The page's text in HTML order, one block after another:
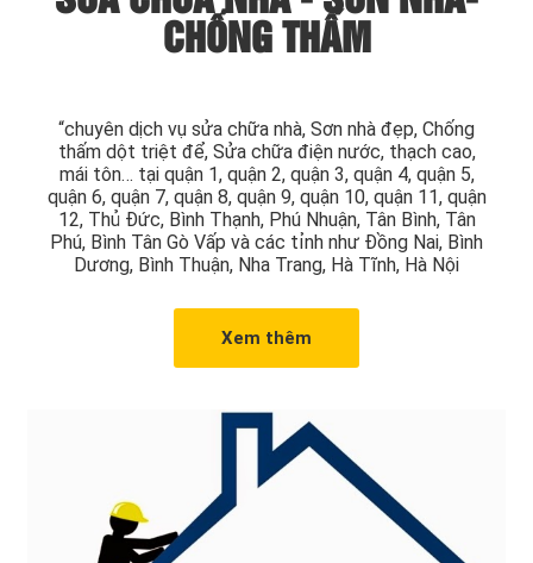
CHỐNG THẤM
“chuyên dịch vụ sửa chữa nhà, Sơn nhà đẹp, Chống
thấm dột triệt để, Sửa chữa điện nước, thạch cao,
mái tôn… tại quận 1, quận 2, quận 3, quận 4, quận 5,
quận 6, quận 7, quận 8, quận 9, quận 10, quận 11, quận
12, Thủ Đức, Bình Thạnh, Phú Nhuận, Tân Bình, Tân
Phú, Bình Tân Gò Vấp và các tỉnh như Đồng Nai, Bình
Dương, Bình Thuận, Nha Trang, Hà Tĩnh, Hà Nội
Xem thêm